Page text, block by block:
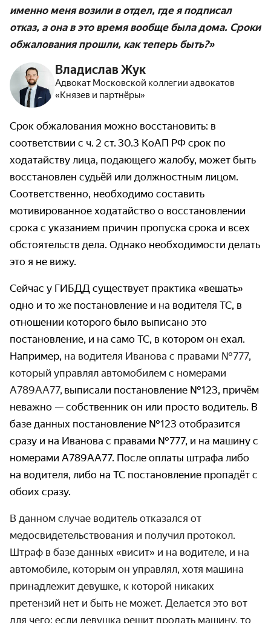
именно меня возили в отдел, где я подписал
отказ, а она в это время вообще была дома. Сроки
обжалования прошли, как теперь быть?»
Владислав Жук
Адвокат Московской коллегии адвокатов
«Князев и партнёры»
Срок обжалования можно восстановить: в
соответствии с ч. 2 ст. 30.3 КоАП РФ срок по
ходатайству лица, подающего жалобу, может быть
восстановлен судьёй или должностным лицом.
Соответ­ственно, необходимо составить
мотивированное ходатайство о восстановлении
срока с указанием причин пропуска срока и всех
обстоятельств дела. Однако необходимости делать
это я не вижу.
Сейчас у ГИБДД существует практика «вешать»
одно и то же постановление и на водителя ТС, в
отношении которого было выписано это
постановление, и на само ТС, в котором он ехал.
Например, на водителя Иванова с правами №777,
который управлял автомобилем с номерами
А789АА77, выписали постановление №123, причём
неважно — собственник он или просто водитель. В
базе данных постановление №123 отобразится
сразу и на Иванова с правами №777, и на машину с
номерами А789АА77. После оплаты штрафа либо
на водителя, либо на ТС постановление пропадёт с
обоих сразу.
В данном случае водитель отказался от
медосвидетельствования и получил протокол.
Штраф в базе данных «висит» и на водителе, и на
автомобиле, которым он управлял, хотя машина
принадлежит девушке, к которой никаких
претензий нет и быть не может. Делается это вот
для чего: если девушка решит продать машину, то